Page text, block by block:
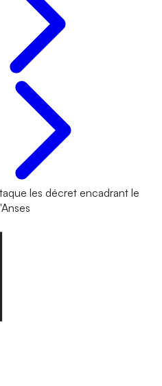
les décret encadrant le